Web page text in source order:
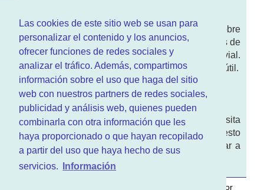
Las cookies de este sitio web se usan para
personalizar el contenido y los anuncios,
ofrecer funciones de redes sociales y
analizar el tráfico. Además, compartimos
información sobre el uso que haga del sitio
web con nuestros partners de redes sociales,
publicidad y análisis web, quienes pueden
combinarla con otra información que les
haya proporcionado o que hayan recopilado
a partir del uso que haya hecho de sus
servicios.
Información
Enwww.RenovarCarnet.com Te contamos sobre
larenovación del permisode conducir, noticias de
actualidad motor y sobre todo seguridad vial.
Ademas tenemos todo tipo de información DGT útil.
¿Quienes somos?
Quieres saber quien mantiene la pagina, visita
nuestrasección de contacto. Aquí tienes nuesto
aviso legal. Basicamente no queremos engañar a
por